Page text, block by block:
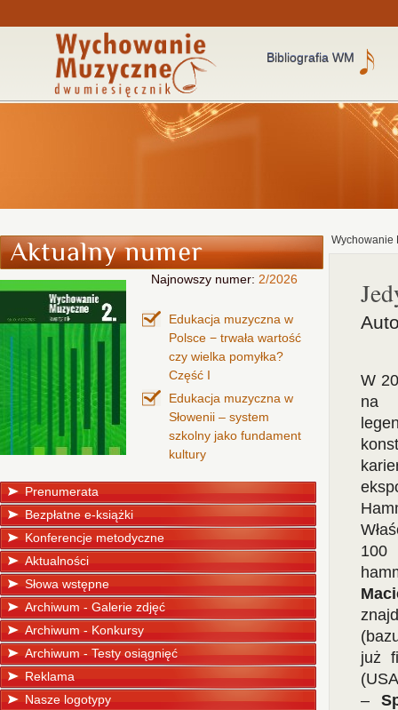
Bibliografia WM
Najnowszy numer: 2/2026
Edukacja muzyczna w
Polsce − trwała wartość
czy wielka pomyłka?
Część I
Edukacja muzyczna w
Słowenii – system
szkolny jako fundament
kultury
Prenumerata
Bezpłatne e-książki
Konferencje metodyczne
Aktualności
Słowa wstępne
Archiwum - Galerie zdjęć
Archiwum - Konkursy
Archiwum - Testy osiągnięć
Reklama
Nasze logotypy
Wychowanie
W
na
już
–